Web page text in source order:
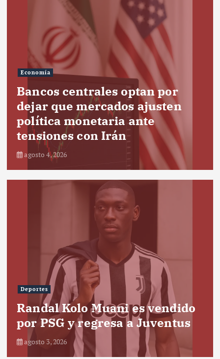
Economía
Bancos centrales optan por
dejar que mercados ajusten
política monetaria ante
tensiones con Irán
agosto 4, 2026
Deportes
Randal Kolo Muani es vendido
por PSG y regresa a Juventus
agosto 3, 2026